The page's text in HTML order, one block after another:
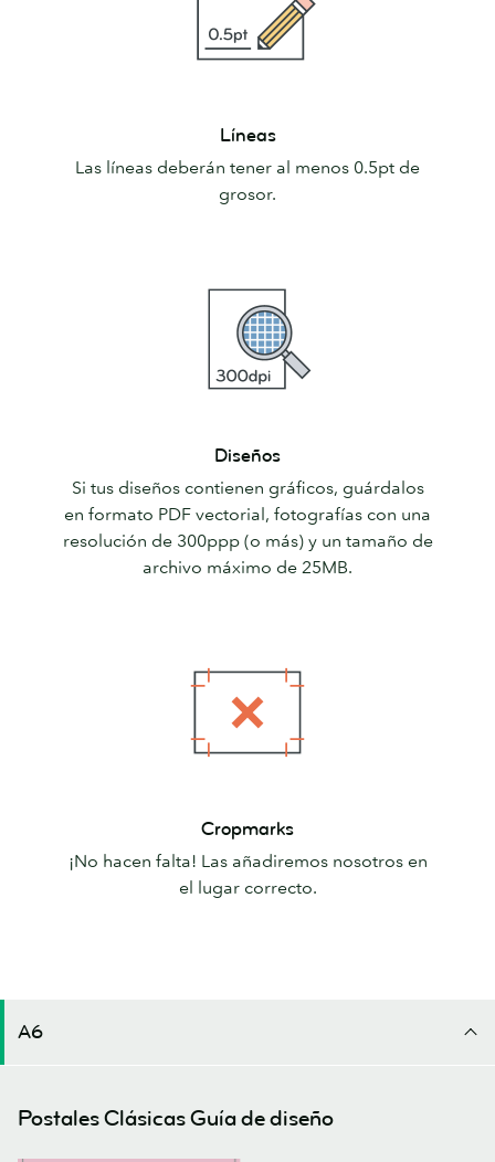
Líneas
Las líneas deberán tener al menos 0.5pt de
grosor.
Diseños
Si tus diseños contienen gráficos, guárdalos
en formato PDF vectorial, fotografías con una
resolución de 300ppp (o más) y un tamaño de
archivo máximo de 25MB.
Cropmarks
¡No hacen falta! Las añadiremos nosotros en
el lugar correcto.
A6
Postales Clásicas Guía de diseño